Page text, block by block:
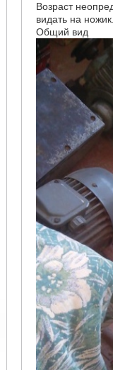
Возраст
видать на
Общий вид